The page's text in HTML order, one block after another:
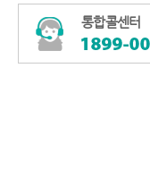
통합콜센터